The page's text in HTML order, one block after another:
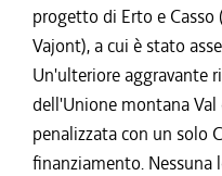
progetto di Erto e Casso
Vajont), a cui è stato
Un'ulteriore aggravante
dell'Unione montana
penalizzata con un solo
finanziamento. Nessuna